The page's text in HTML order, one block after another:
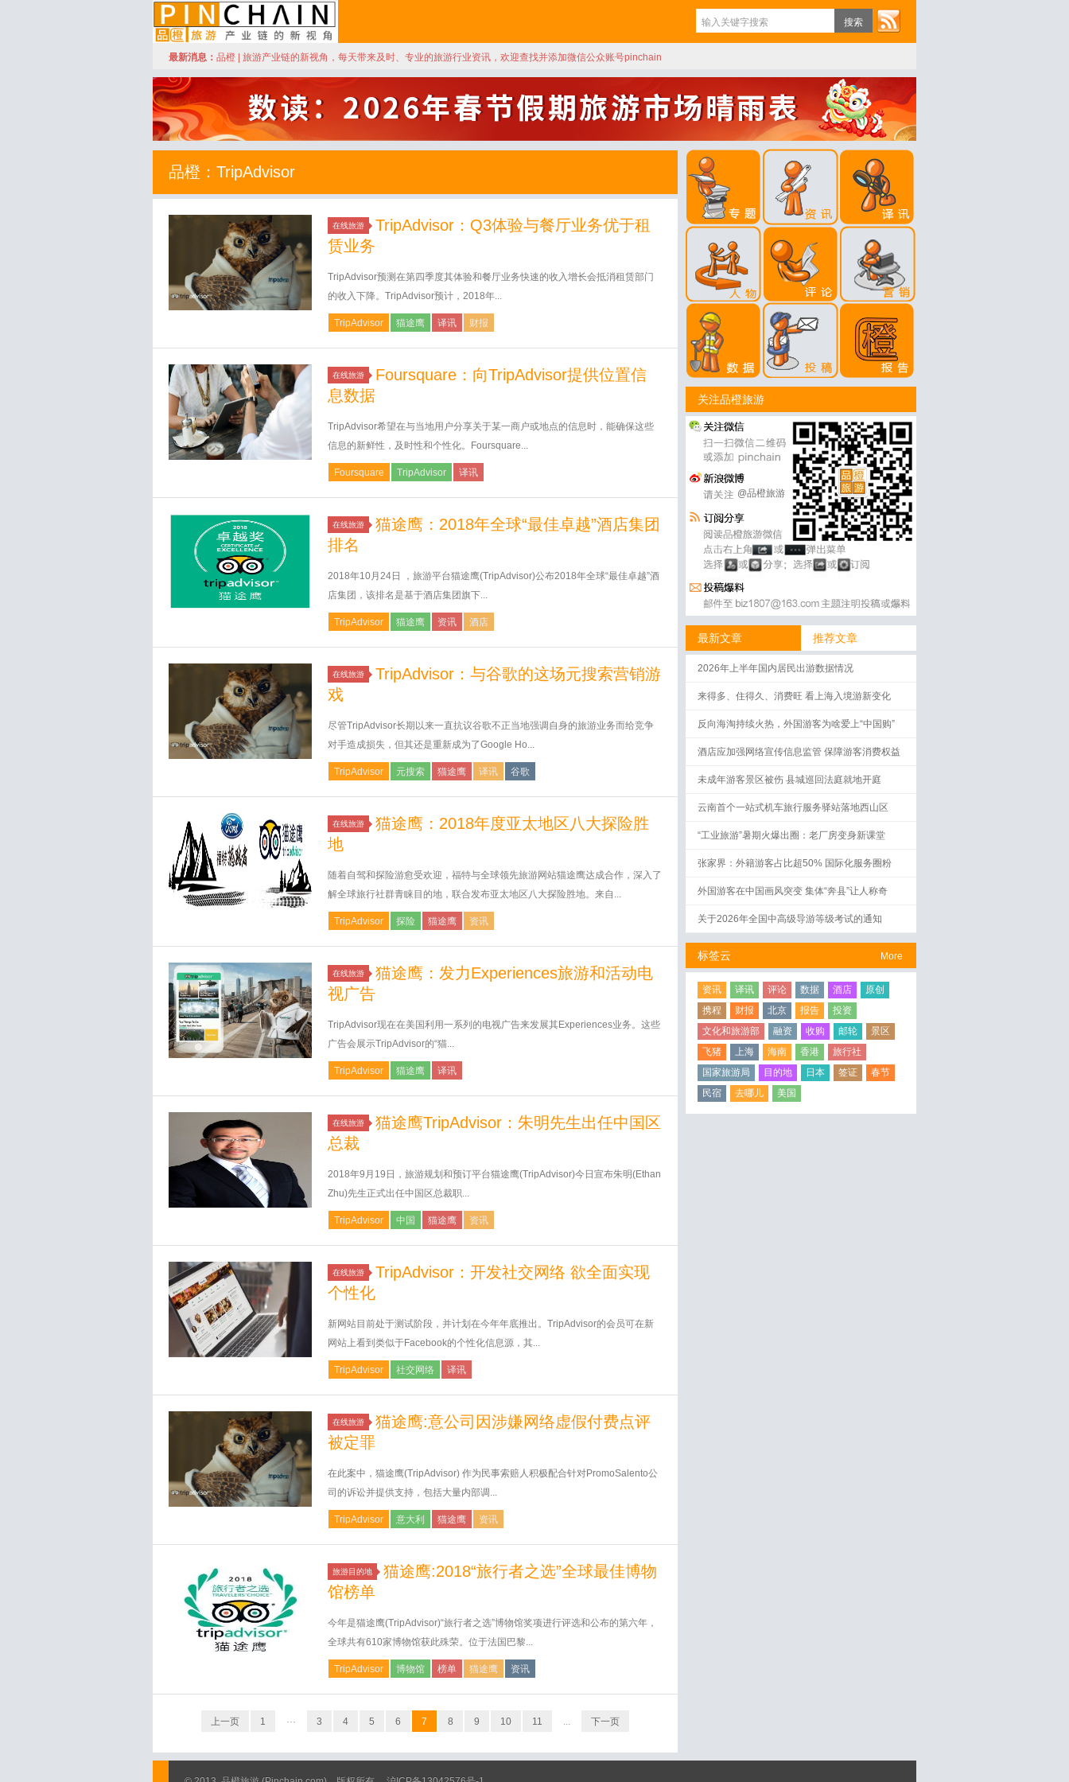
品橙旅游
最新消息： 品橙 | 旅游产业链的新视角，每天带来及时、专业的旅游行业资讯，欢迎查找并添加微信公众账号pinchain
品橙：TripAdvisor
在线旅游
TripAdvisor：Q3体验与餐厅业务优于租
赁业务
TripAdvisor预测在第四季度其体验和餐厅业务快速的收入增长会抵消租赁部门
的收入下降。TripAdvisor预计，2018年...
TripAdvisor 猫途鹰 译讯 财报
在线旅游
Foursquare：向TripAdvisor提供位置信
息数据
TripAdvisor希望在与当地用户分享关于某一商户或地点的信息时，能确保这些
信息的新鲜性，及时性和个性化。Foursquare...
Foursquare TripAdvisor 译讯
在线旅游
猫途鹰：2018年全球“最佳卓越”酒店集团
排名
2018年10月24日 ，旅游平台猫途鹰(TripAdvisor)公布2018年全球“最佳卓越”酒
店集团，该排名是基于酒店集团旗下...
TripAdvisor 猫途鹰 资讯 酒店
在线旅游
TripAdvisor：与谷歌的这场元搜索营销游
戏
尽管TripAdvisor长期以来一直抗议谷歌不正当地强调自身的旅游业务而给竞争
对手造成损失，但其还是重新成为了Google Ho...
TripAdvisor 元搜索 猫途鹰 译讯 谷歌
在线旅游
猫途鹰：2018年度亚太地区八大探险胜
地
随着自驾和探险游愈受欢迎，福特与全球领先旅游网站猫途鹰达成合作，深入了
解全球旅行社群青睐目的地，联合发布亚太地区八大探险胜地。来自...
TripAdvisor 探险 猫途鹰 资讯
在线旅游
猫途鹰：发力Experiences旅游和活动电
视广告
TripAdvisor现在在美国利用一系列的电视广告来发展其Experiences业务。这些
广告会展示TripAdvisor的“猫...
TripAdvisor 猫途鹰 译讯
在线旅游
猫途鹰TripAdvisor：朱明先生出任中国区
总裁
2018年9月19日，旅游规划和预订平台猫途鹰(TripAdvisor)今日宣布朱明(Ethan
Zhu)先生正式出任中国区总裁职...
TripAdvisor 中国 猫途鹰 资讯
在线旅游
TripAdvisor：开发社交网络 欲全面实现
个性化
新网站目前处于测试阶段，并计划在今年年底推出。TripAdvisor的会员可在新
网站上看到类似于Facebook的个性化信息源，其...
TripAdvisor 社交网络 译讯
在线旅游
猫途鹰:意公司因涉嫌网络虚假付费点评
被定罪
在此案中，猫途鹰(TripAdvisor) 作为民事索赔人积极配合针对PromoSalento公
司的诉讼并提供支持，包括大量内部调...
TripAdvisor 意大利 猫途鹰 资讯
旅游目的地
猫途鹰:2018“旅行者之选”全球最佳博物
馆榜单
今年是猫途鹰(TripAdvisor)“旅行者之选”博物馆奖项进行评选和公布的第六年，
全球共有610家博物馆获此殊荣。位于法国巴黎...
TripAdvisor 博物馆 榜单 猫途鹰 资讯
上一页 1 ··· 3 4 5 6 7 8 9 10 11 ... 下一页
关注品橙旅游
@品橙旅游
最新文章 推荐文章
2026年上半年国内居民出游数据情况
来得多、住得久、消费旺 看上海入境游新变化
反向海淘持续火热，外国游客为啥爱上“中国购”
酒店应加强网络宣传信息监管 保障游客消费权益
未成年游客景区被伤 县城巡回法庭就地开庭
云南首个一站式机车旅行服务驿站落地西山区
“工业旅游”暑期火爆出圈：老厂房变身新课堂
张家界：外籍游客占比超50% 国际化服务圈粉
外国游客在中国画风突变 集体“奔县”让人称奇
关于2026年全国中高级导游等级考试的通知
More
标签云
资讯 译讯 评论 数据 酒店
原创
携程
财报 北京 报告
投资
文化和旅游部
融资 收购 邮轮
景区
飞猪
上海 海南 香港
旅行社
国家旅游局
目的地 日本 签证
春节
民宿
去哪儿 美国